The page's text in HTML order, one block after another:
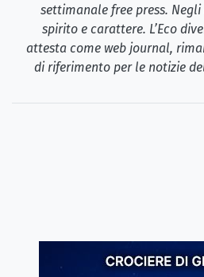
settimanale free press.
spirito e carattere. L’Eco
attesta come web journal,
di riferimento per le notizie